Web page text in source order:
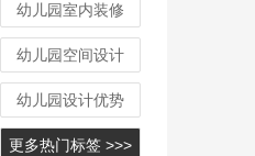
幼儿园室内装修
幼儿园空间设计
幼儿园设计优势
更多热门标签 >>>